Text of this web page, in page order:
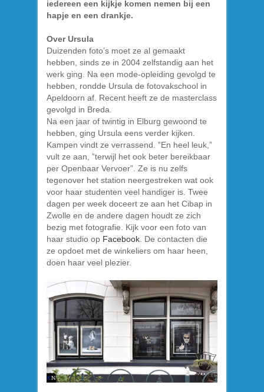
iedereen een kijkje komen nemen bij een
hapje en een drankje.
Over Ursula
Duizenden foto’s moet ze al gemaakt
hebben, sinds ze in 2004 zelfstandig aan het
werk ging. Na een mode-opleiding gevolgd te
hebben, rondde Ursula de fotovakschool in
Apeldoorn af. Recent heeft ze de masterclass
gevolgd in Breda.
Na een jaar of twintig in Elburg gewoond te
hebben, ging Ursula eens verder kijken.
Kampen vindt ze verrassend. ”En heel leuk,”
vult ze aan, ”terwijl het ook beter bereikbaar
per Openbaar Vervoer”. Ze is nu zelfs
tegenover het station neergestreken wat ook
voor haar studenten veel handiger is. Twee
dagen per week doceert ze aan het Cibap in
Zwolle en de andere dagen houdt ze zich
bezig met fotografie. Kijk voor een foto van
haar studio op Facebook . De contacten die
ze opdoet met de winkeliers om haar heen,
doen haar veel plezier.